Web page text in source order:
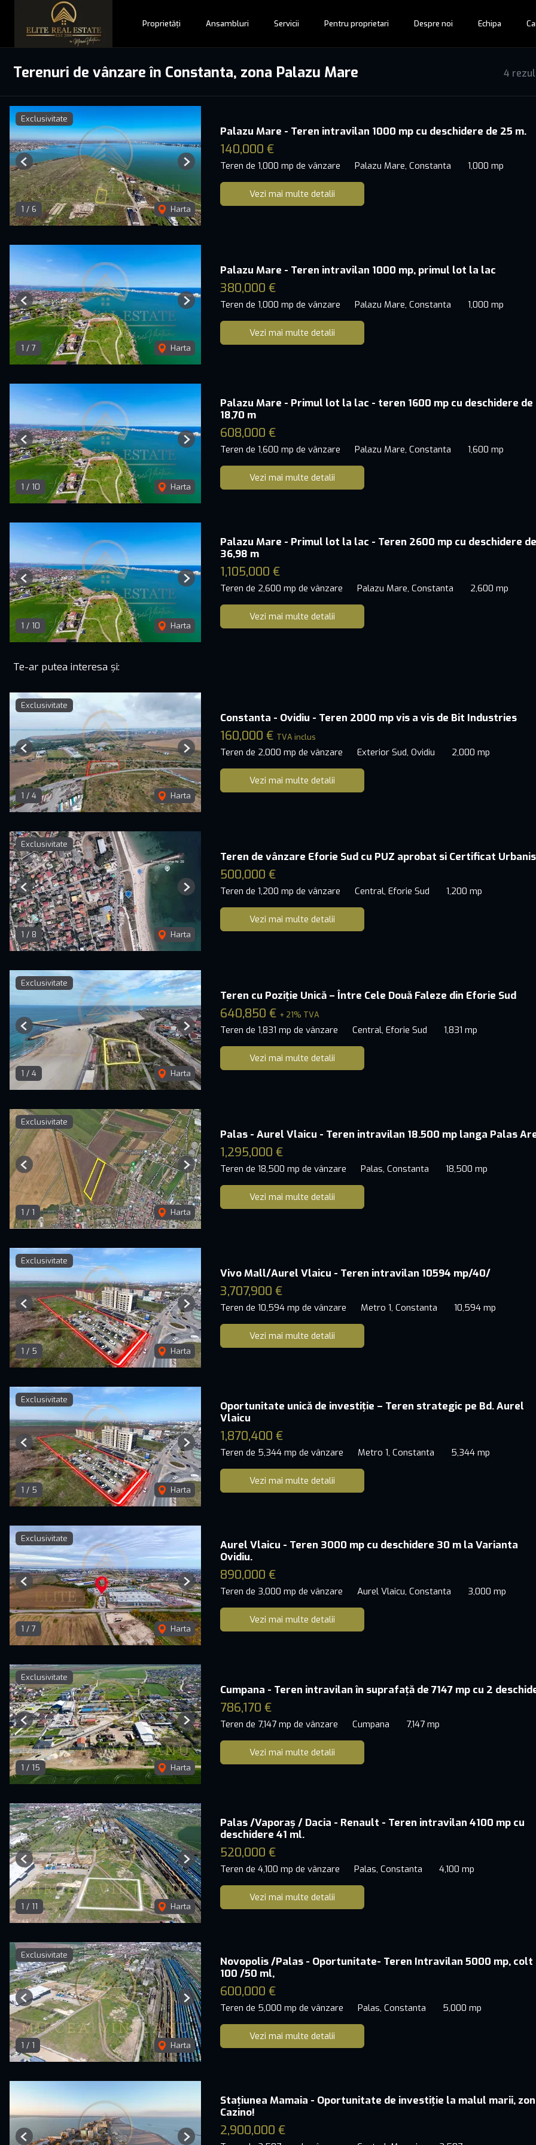
Proprietăți Ansambluri Servicii Pentru proprietari Despre noi Echipa
4
Terenuri de vânzare în Constanta, zona Palazu Mare
Exclusivitate
1 / 6 Harta
Previous Next
Palazu Mare - Teren intravilan 1000 mp cu deschidere de 25 m.
140,000 €
Teren de 1,000 mp de vânzare Palazu Mare, Constanta 1,000 mp
Vezi mai multe detalii
1 / 7 Harta
Previous Next
Palazu Mare - Teren intravilan 1000 mp, primul lot la lac
380,000 €
Teren de 1,000 mp de vânzare Palazu Mare, Constanta 1,000 mp
Vezi mai multe detalii
1 / 10 Harta
Previous Next
Palazu Mare - Primul lot la lac - teren 1600 mp cu deschidere de
18,70 m
608,000 €
Teren de 1,600 mp de vânzare Palazu Mare, Constanta 1,600 mp
Vezi mai multe detalii
1 / 10 Harta
Previous Next
Palazu Mare - Primul lot la lac - Teren 2600 mp cu deschidere de
36,98 m
1,105,000 €
Teren de 2,600 mp de vânzare Palazu Mare, Constanta 2,600 mp
Vezi mai multe detalii
Te-ar putea interesa și:
Exclusivitate
1 / 4 Harta
Previous Next
Constanta - Ovidiu - Teren 2000 mp vis a vis de Bit Industries
160,000 € TVA inclus
Teren de 2,000 mp de vânzare Exterior Sud, Ovidiu 2,000 mp
Vezi mai multe detalii
Exclusivitate
1 / 8 Harta
Previous Next
Teren de vânzare Eforie Sud cu PUZ aprobat si Certificat
500,000 €
Teren de 1,200 mp de vânzare Central, Eforie Sud 1,200 mp
Vezi mai multe detalii
Exclusivitate
1 / 4 Harta
Previous Next
Teren cu Poziție Unică – Între Cele Două Faleze din Eforie Sud
640,850 € + 21% TVA
Teren de 1,831 mp de vânzare Central, Eforie Sud 1,831 mp
Vezi mai multe detalii
Exclusivitate
1 / 1 Harta
Previous Next
Palas - Aurel Vlaicu - Teren intravilan 18.500 mp langa Palas
1,295,000 €
Teren de 18,500 mp de vânzare Palas, Constanta 18,500 mp
Vezi mai multe detalii
Exclusivitate
1 / 5 Harta
Previous Next
Vivo Mall/Aurel Vlaicu - Teren intravilan 10594 mp/40/
3,707,900 €
Teren de 10,594 mp de vânzare Metro 1, Constanta 10,594 mp
Vezi mai multe detalii
Exclusivitate
1 / 5 Harta
Previous Next
Oportunitate unică de investiție – Teren strategic pe Bd. Aurel
Vlaicu
1,870,400 €
Teren de 5,344 mp de vânzare Metro 1, Constanta 5,344 mp
Vezi mai multe detalii
Exclusivitate
1 / 7 Harta
Previous Next
Aurel Vlaicu - Teren 3000 mp cu deschidere 30 m la Varianta
Ovidiu.
890,000 €
Teren de 3,000 mp de vânzare Aurel Vlaicu, Constanta 3,000 mp
Vezi mai multe detalii
Exclusivitate
1 / 15 Harta
Previous Next
Cumpana - Teren intravilan în suprafață de 7147 mp cu 2
786,170 €
Teren de 7,147 mp de vânzare Cumpana 7,147 mp
Vezi mai multe detalii
1 / 11 Harta
Previous Next
Palas /Vaporaș / Dacia - Renault - Teren intravilan 4100 mp cu
deschidere 41 ml.
520,000 €
Teren de 4,100 mp de vânzare Palas, Constanta 4,100 mp
Vezi mai multe detalii
Exclusivitate
1 / 1 Harta
Previous Next
Novopolis /Palas - Oportunitate- Teren Intravilan 5000 mp, colt
100 /50 ml,
600,000 €
Teren de 5,000 mp de vânzare Palas, Constanta 5,000 mp
Vezi mai multe detalii
Previous Next
Stațiunea Mamaia - Oportunitate de investiție la malul marii,
Cazino!
2,900,000 €